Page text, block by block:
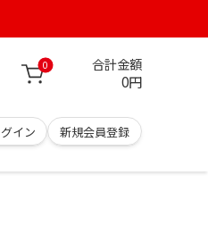
0 合計金額
0円
イン 新規会員登録